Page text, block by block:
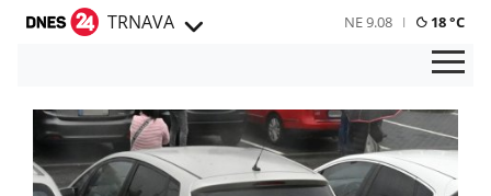
TRNAVA NE 9.08 18 °C